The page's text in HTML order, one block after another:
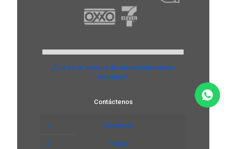
¿Qué es un sistema de aire acondicionado
industrial?
Contáctenos
Facebook
Twitter